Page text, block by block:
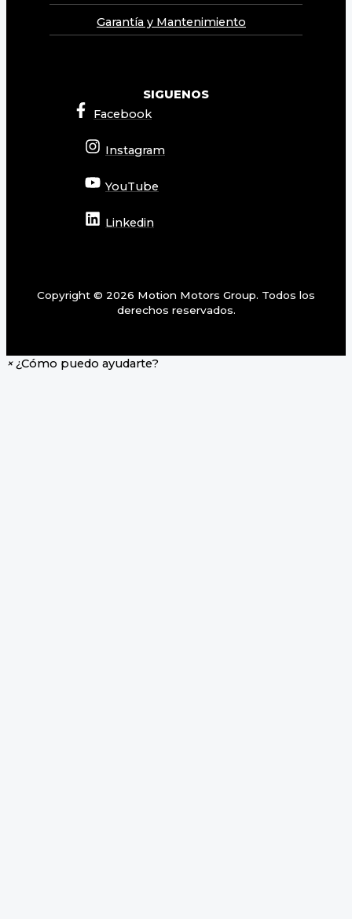
Garantía y Mantenimiento
SIGUENOS
Facebook
Instagram
YouTube
Linkedin
Copyright © 2026 Motion Motors Group. Todos los
derechos reservados.
× ¿Cómo puedo ayudarte?